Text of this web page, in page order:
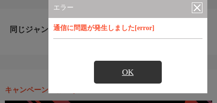
エラー
通信に問題が発生しました[error]
OK
同じジャンルのおすすめ番組
キャンペーン・お得な情報